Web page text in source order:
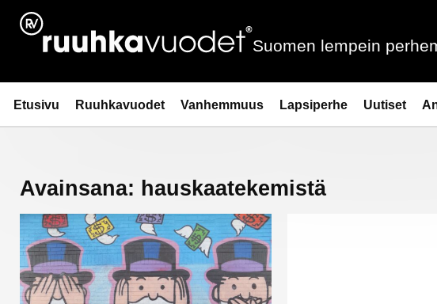
Siirry
sisältöön
Ruuhkavuodet.fi
Suomen lempein
Etusivu Ruuhkavuodet Vanhemmuus Lapsiperhe Uutiset
Avainsana: hauskaatekemistä